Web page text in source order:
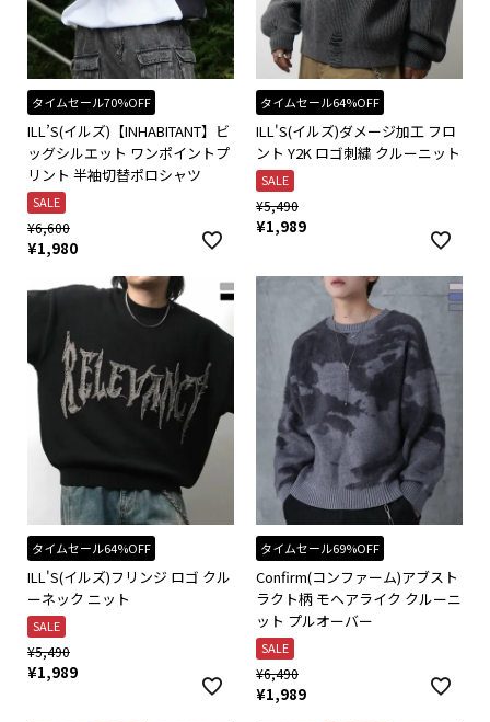
タイムセール70%OFF
ILL’S(イルズ)【INHABITANT】ビ
ッグシルエット ワンポイントプ
リント 半袖切替ポロシャツ
SALE
¥6,600
¥1,980
タイムセール64%OFF
ILL'S(イルズ)ダメージ加工 フロ
ント Y2K ロゴ刺繍 クルーニット
SALE
¥5,490
¥1,989
タイムセール64%OFF
ILL'S(イルズ)フリンジ ロゴ クル
ーネック ニット
SALE
¥5,490
¥1,989
タイムセール69%OFF
Confirm(コンファーム)アブスト
ラクト柄 モヘアライク クルーニ
ット プルオーバー
SALE
¥6,490
¥1,989